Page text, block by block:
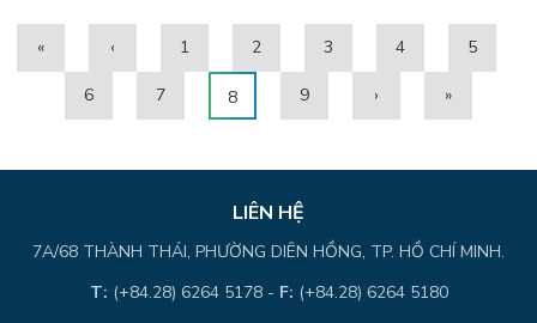
« ‹ 1 2 3 4 5
6 7 8 9 › »
LIÊN HỆ
7A/68 THÀNH THÁI, PHƯỜNG DIÊN HỒNG, TP. HỒ CHÍ MINH.
T: (+84.28) 6264 5178 - F: (+84.28) 6264 5180